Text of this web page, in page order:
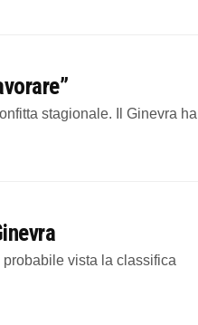
stagionale. Il Ginevra ha
vista la classifica